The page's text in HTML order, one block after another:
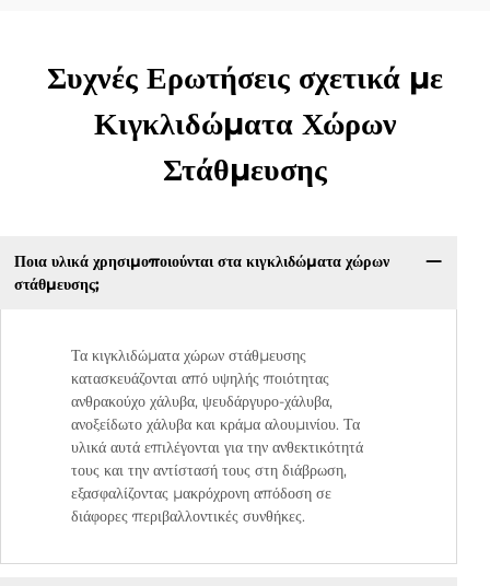
Συχνές Ερωτήσεις σχετικά με
Κιγκλιδώματα Χώρων
Στάθμευσης
Ποια υλικά χρησιμοποιούνται στα κιγκλιδώματα χώρων
στάθμευσης;
Τα κιγκλιδώματα χώρων στάθμευσης
κατασκευάζονται από υψηλής ποιότητας
ανθρακούχο χάλυβα, ψευδάργυρο-χάλυβα,
ανοξείδωτο χάλυβα και κράμα αλουμινίου. Τα
υλικά αυτά επιλέγονται για την ανθεκτικότητά
τους και την αντίστασή τους στη διάβρωση,
εξασφαλίζοντας μακρόχρονη απόδοση σε
διάφορες περιβαλλοντικές συνθήκες.